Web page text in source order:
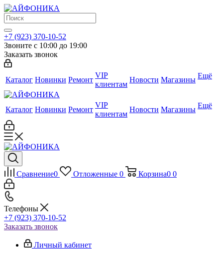
+7 (923) 370-10-52
Звоните с 10:00 до 19:00
Заказать звонок
Каталог Новинки Ремонт
VIP
клиентам
Новости Магазины Ещё
Каталог Новинки Ремонт
VIP
клиентам
Новости Магазины Ещё
Сравнение0 Отложенные 0 Корзина0 0
Телефоны
+7 (923) 370-10-52
Заказать звонок
Личный кабинет